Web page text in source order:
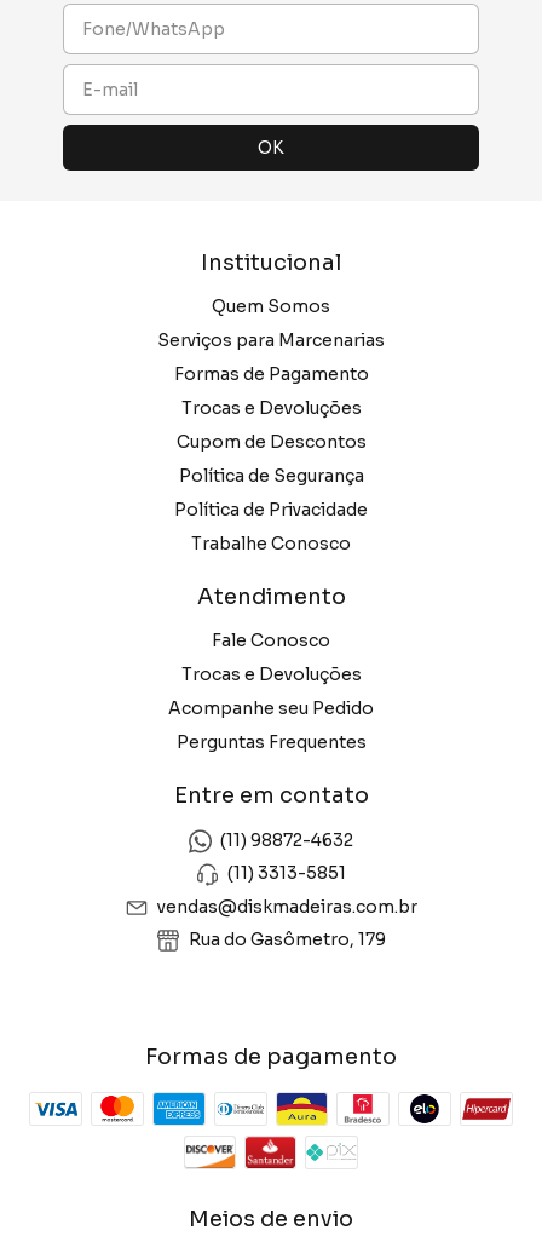
Institucional
Quem Somos
Serviços para Marcenarias
Formas de Pagamento
Trocas e Devoluções
Cupom de Descontos
Política de Segurança
Política de Privacidade
Trabalhe Conosco
Atendimento
Fale Conosco
Trocas e Devoluções
Acompanhe seu Pedido
Perguntas Frequentes
Entre em contato
(11) 98872-4632
(11) 3313-5851
vendas@diskmadeiras.com.br
Rua do Gasômetro, 179
Formas de pagamento
Meios de envio